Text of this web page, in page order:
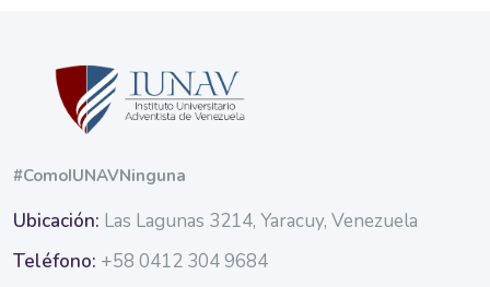
#ComoIUNAVNinguna
Ubicación: Las Lagunas 3214, Yaracuy, Venezuela
Teléfono: +58 0412 304 9684